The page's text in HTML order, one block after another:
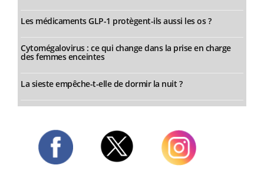
Les médicaments GLP-1 protègent-ils aussi les os ?
Cytomégalovirus : ce qui change dans la prise en charge
des femmes enceintes
La sieste empêche-t-elle de dormir la nuit ?